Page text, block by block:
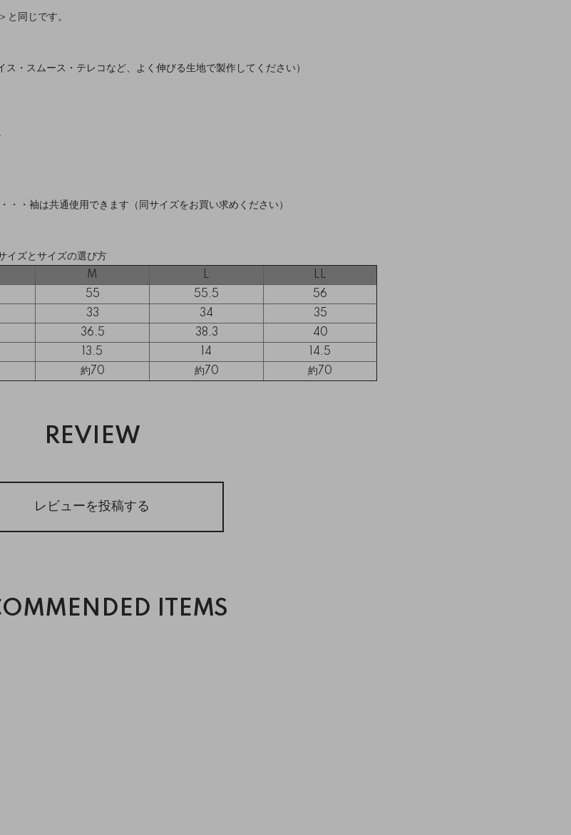
＞と同じです。
・スムース・テレコなど、よく伸びる生地で製作してください）
・・・袖は共通使用できます（同サイズをお買い求めください）
イズとサイズの選び方
M L
LL
55 55.5
56
33 34
35
36.5 38.3
40
13.5 14
14.5
約70 約70 約70
REVIEW
レビューを投稿する
ITEMS